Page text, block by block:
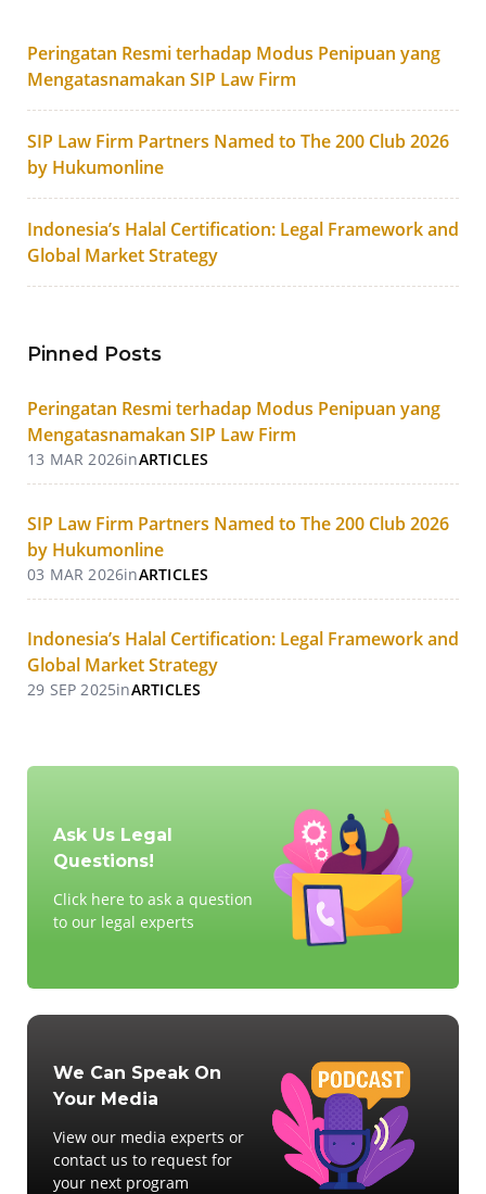
Peringatan Resmi terhadap Modus Penipuan yang
Mengatasnamakan SIP Law Firm
SIP Law Firm Partners Named to The 200 Club 2026
by Hukumonline
Indonesia’s Halal Certification: Legal Framework and
Global Market Strategy
Pinned Posts
Peringatan Resmi terhadap Modus Penipuan yang
Mengatasnamakan SIP Law Firm
13 MAR 2026inARTICLES
SIP Law Firm Partners Named to The 200 Club 2026
by Hukumonline
03 MAR 2026inARTICLES
Indonesia’s Halal Certification: Legal Framework and
Global Market Strategy
29 SEP 2025inARTICLES
Ask Us Legal
Questions!
Click here to ask a question
to our legal experts
We Can Speak On
Your Media
View our media experts or
contact us to request for
your next program